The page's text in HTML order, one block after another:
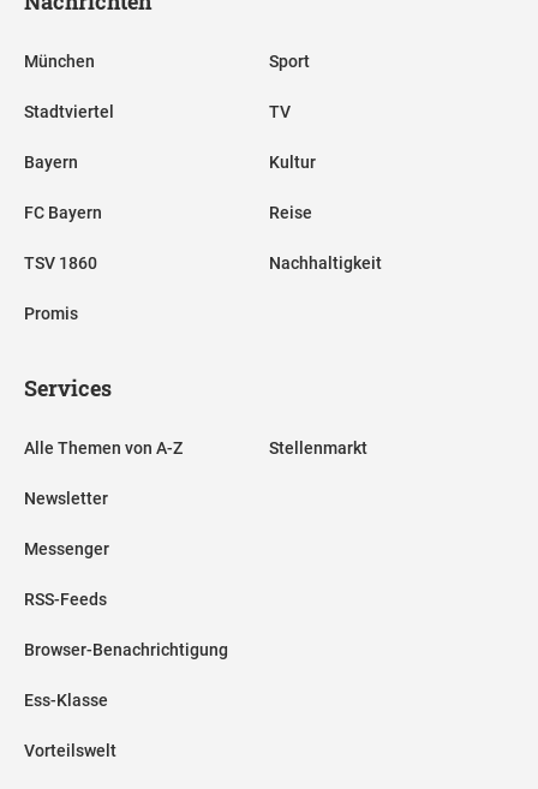
München
Stadtviertel
Bayern
FC Bayern
TSV 1860
Promis
Sport
TV
Kultur
Reise
Nachhaltigkeit
Services
Alle Themen von A-Z
Newsletter
Messenger
RSS-Feeds
Browser-Benachrichtigung
Ess-Klasse
Vorteilswelt
Stellenmarkt